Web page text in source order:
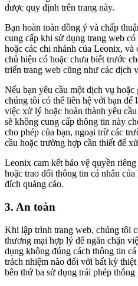
được quy định trên trang này.
Bạn hoàn toàn đồng ý và chấp
cung cấp khi sử dụng trang web
hoặc các chi nhánh của Leonix,
chủ hiện có hoặc chưa biết trước
triển trang web cũng như các dịch
Nếu bạn yêu cầu một dịch vụ
chúng tôi có thể liên hệ với bạn để
việc xử lý hoặc hoàn thành yêu
sẽ không cung cấp thông tin này
cho phép của bạn, ngoại trừ các
cầu hoặc trường hợp cần thiết để
Leonix cam kết bảo vệ quyền
hoặc trao đổi thông tin cá nhân
đích quảng cáo.
3. An toàn
Khi lập trình trang web, chúng tôi
thương mại hợp lý để ngăn chặn
dụng không đúng cách thông tin
trách nhiệm nào đối với bất kỳ
bên thứ ba sử dụng trái phép thông